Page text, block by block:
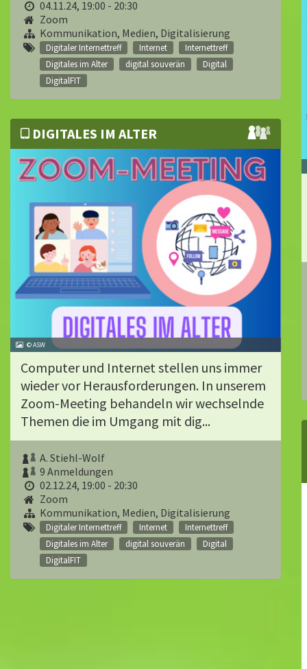
04.11.24, 19:00 - 20:30
Zoom
Kommunikation, Medien, Digitalisierung
Digitaler Internettreff Internet
Internettreff
Digitales im Alter
digital souverän
Digital
DigitalFIT
DIGITALES IM ALTER
© ASW
Computer und Internet stellen uns immer
wieder vor Herausforderungen. In unserem
Zoom-Meeting behandeln wir wechselnde
Themen die im Umgang mit dig...
A. Stiehl-Wolf
9 Anmeldungen
02.12.24, 19:00 - 20:30
Zoom
Kommunikation, Medien, Digitalisierung
Digitaler Internettreff Internet
Internettreff
Digitales im Alter
digital souverän
Digital
DigitalFIT